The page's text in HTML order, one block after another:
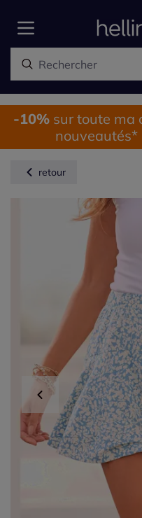
-10%sur toute ma
nouveautés*
retour